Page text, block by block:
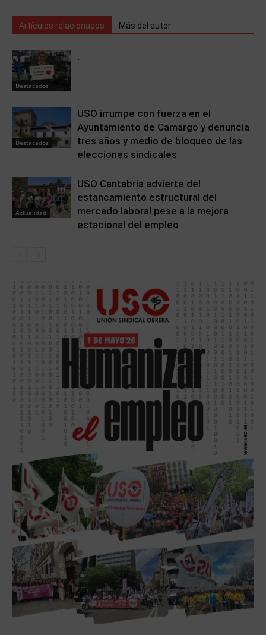
Artículos relacionados Más del autor
Destacados
.
Destacados
USO irrumpe con fuerza en el
Ayuntamiento de Camargo y denuncia
tres años y medio de bloqueo de las
elecciones sindicales
Actualidad
USO Cantabria advierte del
estancamiento estructural del
mercado laboral pese a la mejora
estacional del empleo